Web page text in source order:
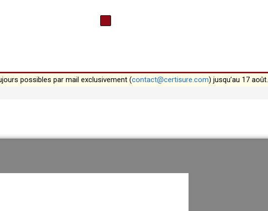
possibles par mail exclusivement (contact@certisure.com) jusqu’au 17 août.